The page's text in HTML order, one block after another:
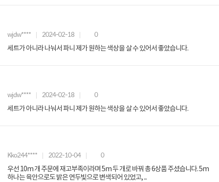
wjdw**** 2024-02-18 0
세트가 아니라 나눠서 파니 제가 원하는 색상을 살 수 있어서 좋았습니다.
wjdw**** 2024-02-18 0
세트가 아니라 나눠서 파니 제가 원하는 색상을 살 수 있어서 좋았습니다.
Kko244**** 2022-10-04 0
우선 10m 개 주문에 재고부족이라며 5m 두 개로 바꿔 총 6상품 주셨습니다. 5m
하나는 육안으로도 밝은 연두빛으로 변색되어 있었고, ...